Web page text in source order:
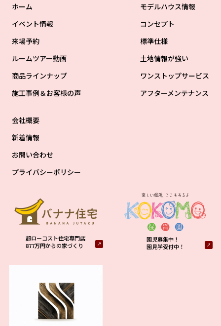
ホーム
イベント情報
来場予約
ルームツアー動画
商品ラインナップ
施工事例＆お客様の声
モデルハウス情報
コンセプト
標準仕様
土地情報が強い
ワンストップサービス
アフターメンテナンス
会社概要
新着情報
お問い合わせ
プライバシーポリシー
超ローコスト住宅専門店
877万円からの家づくり
園児募集中！
園見学受付中！